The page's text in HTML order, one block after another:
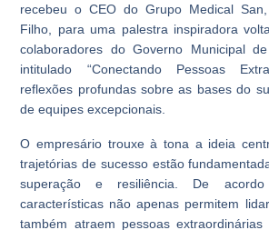
recebeu o CEO do Grupo Medical
Filho, para uma palestra inspiradora
colaboradores do Governo Municipal
intitulado “Conectando Pessoas
reflexões profundas sobre as bases do
de equipes excepcionais.
O empresário trouxe à tona a ideia
trajetórias de sucesso estão
superação e resiliência. De
características não apenas permitem
também atraem pessoas